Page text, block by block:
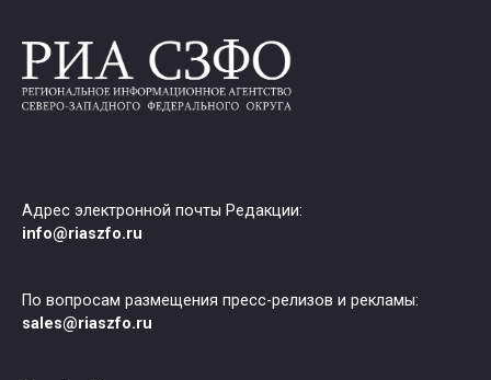
Адрес электронной почты Редакции:
info@riaszfo.ru
По вопросам размещения пресс-релизов и рекламы:
sales@riaszfo.ru